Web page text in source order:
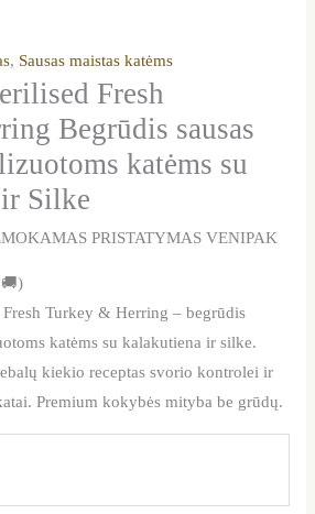
, Sausas maistas katėms
Fresh
Begrūdis sausas
katėms su
Silke
PRISTATYMAS VENIPAK
Turkey & Herring – begrūdis
katėms su kalakutiena ir silke.
kiekio receptas svorio kontrolei ir
Premium kokybės mityba be grūdų.